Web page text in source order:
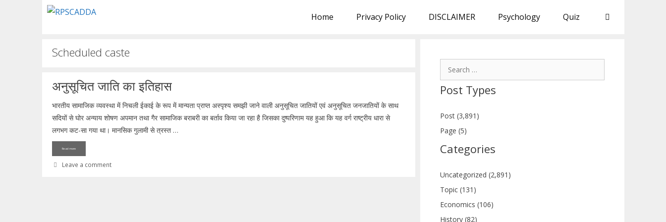
Home Privacy Policy DISCLAIMER Psychology Quiz
Scheduled caste
अनुसूचित जाति का इतिहास
भारतीय सामाजिक व्यवस्था में निचली ईकाई के रूप में मान्यता प्राप्त अस्पृश्य समझी जाने वाली अनुसूचित जातियों एवं अनुसूचित जनजातियों के साथ
सदियों से घोर अन्याय शोषण अपमान तथा गैर सामाजिक बराबरी का बर्ताव किया जा रहा है जिसका दुष्परिणाम यह हुआ कि यह वर्ग राष्ट्रीय धारा से
लगभग कट-सा गया था। मानसिक गुलामी से त्रस्त …
Read more
Leave a comment
Post Types
Post (3,891)
Page (5)
Categories
Uncategorized (2,891)
Topic (131)
Economics (106)
History (82)